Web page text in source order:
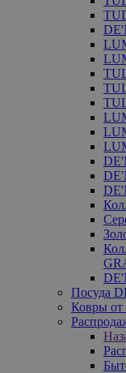
Посуда
Ковры от